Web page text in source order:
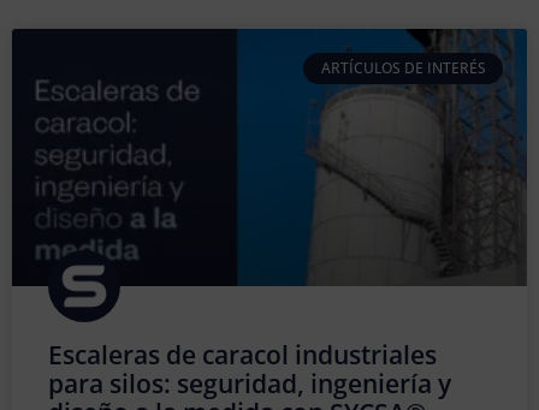
ARTÍCULOS DE INTERÉS
Escaleras de caracol industriales
para silos: seguridad, ingeniería y